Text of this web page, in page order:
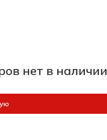
нет в наличии